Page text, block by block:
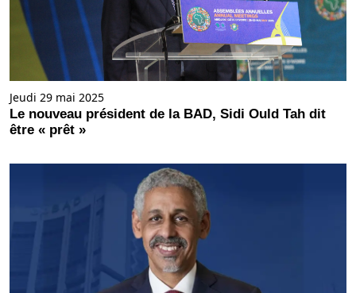
Jeudi 29 mai 2025
Le nouveau président de la BAD, Sidi Ould Tah dit
être « prêt »